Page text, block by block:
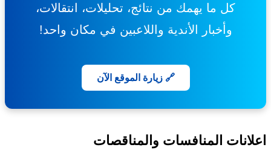
كل ما يهمك من نتائج، تحليلات، انتقالات،
وأخبار الأندية واللاعبين في مكان واحد!
🔗 زيارة الموقع الآن
المنافسات والمناقصات